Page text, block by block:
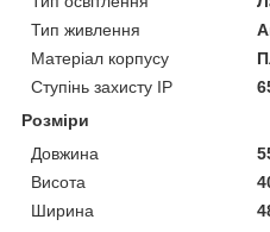
Тип живлення
Матеріал корпусу
Ступінь захисту IP
Розміри
Довжина
Висота
Ширина